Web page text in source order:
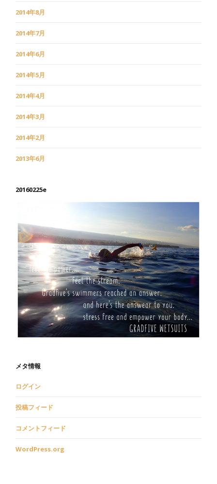
2014年8月
2014年7月
2014年6月
2014年5月
2014年4月
2014年3月
2014年2月
2013年6月
20160225e
メタ情報
ログイン
投稿フィード
コメントフィード
WordPress.org